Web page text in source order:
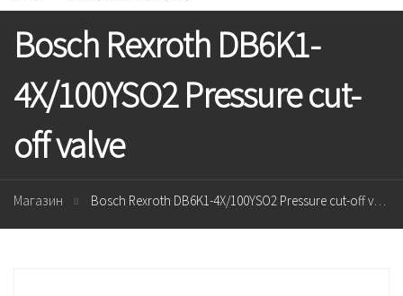
Bosch Rexroth DB6K1-
4X/100YSO2 Pressure cut-
off valve
Магазин Bosch Rexroth DB6K1-4X/100YSO2 Pressure cut-off valve